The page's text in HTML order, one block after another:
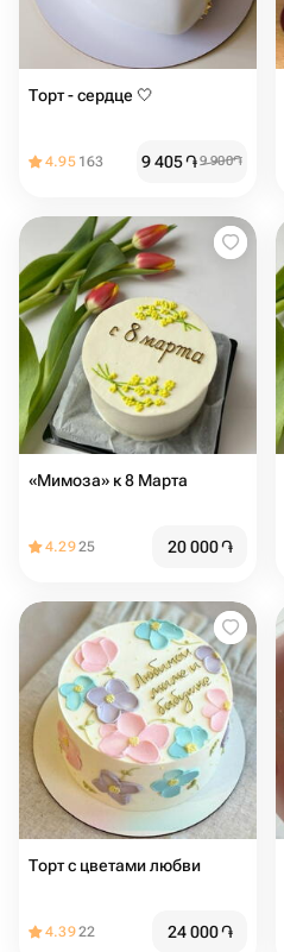
Торт - сердце 🤍
4.95 163 9 405֏9 900֏
«Мимоза» к 8 Марта
4.2925 20 000֏
Торт с цветами любви
4.3922 24 000֏